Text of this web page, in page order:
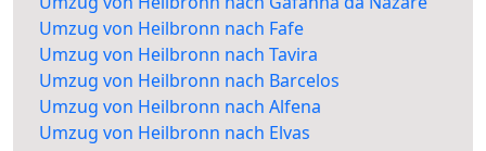
Umzug von Heilbronn nach Fafe
Umzug von Heilbronn nach Tavira
Umzug von Heilbronn nach Barcelos
Umzug von Heilbronn nach Alfena
Umzug von Heilbronn nach Elvas